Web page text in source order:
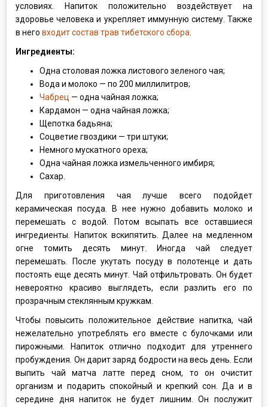
условиях. Напиток положительно воздействует на
здоровье человека и укрепляет иммунную систему. Также
в неговходит состав трав тибетского сбора
Ингредиенты:
Одна столовая ложка листового зеленого чая;
Вода и молоко — по 200 миллилитров;
Чабрец — одна чайная ложка;
Кардамон — одна чайная ложка;
Щепотка бадьяна;
Соцветие гвоздики — три штуки;
Немного мускатного ореха;
Одна чайная ложка измельченного имбиря;
Сахар.
Для приготовления чая лучше всего подойдет
керамическая посуда. В нее нужно добавить молоко и
перемешать с водой. Потом всыпать все оставшиеся
ингредиенты. Напиток вскипятить. Далее на медленном
огне томить десять минут. Иногда чай следует
перемешать. После укутать посуду в полотенце и дать
постоять еще десять минут. Чай отфильтровать. Он будет
невероятно красиво выглядеть, если разлить его по
прозрачным стеклянным кружкам.
Чтобы повысить положительное действие напитка, чай
нежелательно употреблять его вместе с булочками или
пирожными. Напиток отлично подходит для утреннего
пробуждения. Он дарит заряд бодрости на весь день. Если
выпить чай матча латте перед сном, то он очистит
организм и подарить спокойный и крепкий сон. Да и в
середине дня напиток не будет лишним. Он послужит